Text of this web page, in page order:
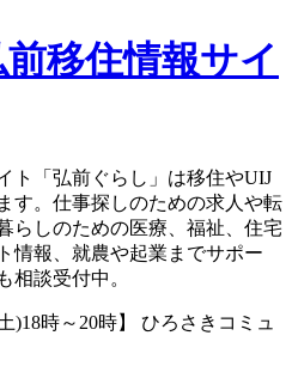
移住情報サイ
ト「弘前ぐらし」は移住やUIJ
す。仕事探しのための求人や転
らしのための医療、福祉、住宅
情報、就農や起業までサポー
相談受付中。
)18時～20時】 ひろさきコミュ